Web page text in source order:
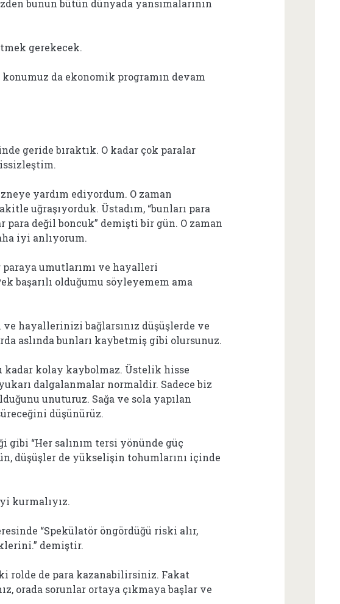
bunun bütün dünyada yansımalarının
gerekecek.
da ekonomik programın devam
geride bıraktık. O kadar çok paralar
yardım ediyordum. O zaman
uğraşıyorduk. Üstadım, “bunları para
para değil boncuk” demişti bir gün. O zaman
iyi anlıyorum.
paraya umutlarımı ve hayalleri
başarılı olduğumu söyleyemem ama
hayallerinizi bağlarsınız düşüşlerde ve
aslında bunları kaybetmiş gibi olursunuz.
kolay kaybolmaz. Üstelik hisse
dalgalanmalar normaldir. Sadece biz
unuturuz. Sağa ve sola yapılan
düşünürüz.
gibi “Her salınım tersi yönünde güç
düşüşler de yükselişin tohumlarını içinde
kurmalıyız.
“Spekülatör öngördüğü riski alır,
demiştir.
rolde de para kazanabilirsiniz. Fakat
orada sorunlar ortaya çıkmaya başlar ve